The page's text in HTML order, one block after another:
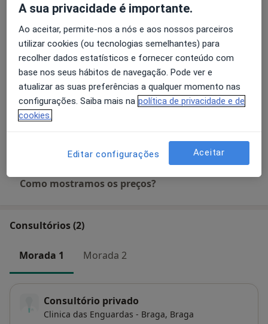
Primeira consulta Urologia
Detalhes
Prostatectomia Por Cancer
Detalhes
Resseccao Endoscopica Da Prostata
Detalhes
Como mostramos os preços?
Consultórios (2)
Morada 1 Morada 2
Consultório privado
Clinica das Enguardas - Braga, Braga
A sua privacidade é importante.
Ao aceitar, permite-nos a nós e aos nossos parceiros
utilizar cookies (ou tecnologias semelhantes) para
recolher dados estatísticos e fornecer conteúdo com
base nos seus hábitos de navegação. Pode ver e
atualizar as suas preferências a qualquer momento nas
configurações. Saiba mais na política de privacidade e de
cookies.
Editar configurações Aceitar